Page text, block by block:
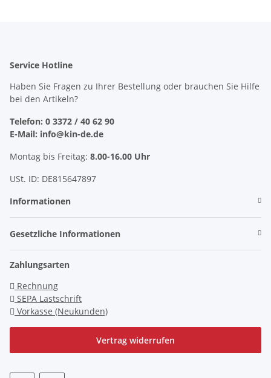
Service Hotline
Haben Sie Fragen zu Ihrer Bestellung oder brauchen Sie Hilfe
bei den Artikeln?
Telefon: 0 3372 / 40 62 90
E-Mail: info@kin-de.de
Montag bis Freitag: 8.00-16.00 Uhr
USt. ID: DE815647897
Informationen
Gesetzliche Informationen
Zahlungsarten
Rechnung
SEPA Lastschrift
Vorkasse (Neukunden)
Vertrag widerrufen